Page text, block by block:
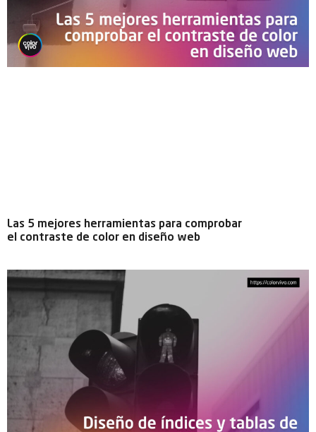
Las 5 mejores herramientas para comprobar
el contraste de color en diseño web